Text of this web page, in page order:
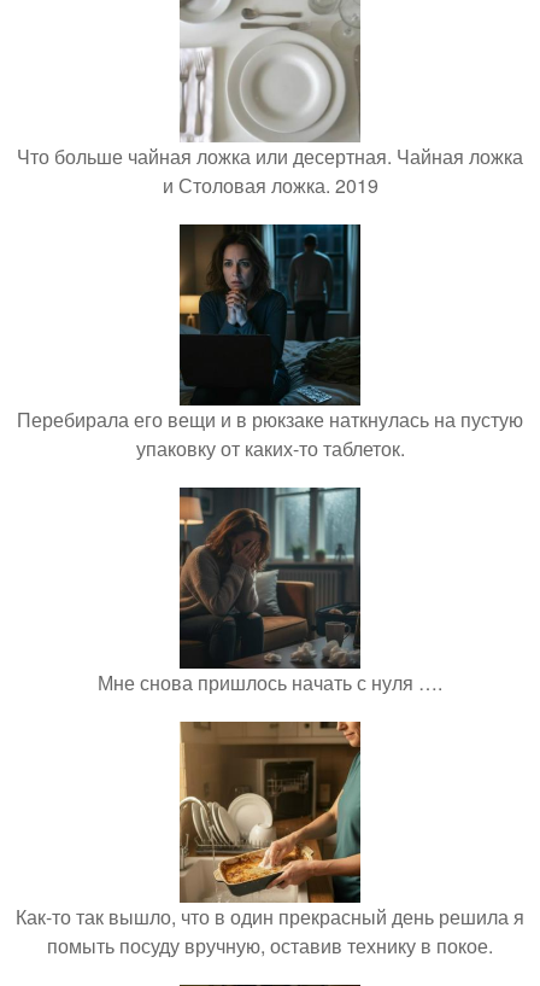
Что больше чайная ложка или десертная. Чайная ложка
и Столовая ложка. 2019
Перебирала его вещи и в рюкзаке наткнулась на пустую
упаковку от каких-то таблеток.
Мне снова пришлось начать с нуля ….
Как-то так вышло, что в один прекрасный день решила я
помыть посуду вручную, оставив технику в покое.